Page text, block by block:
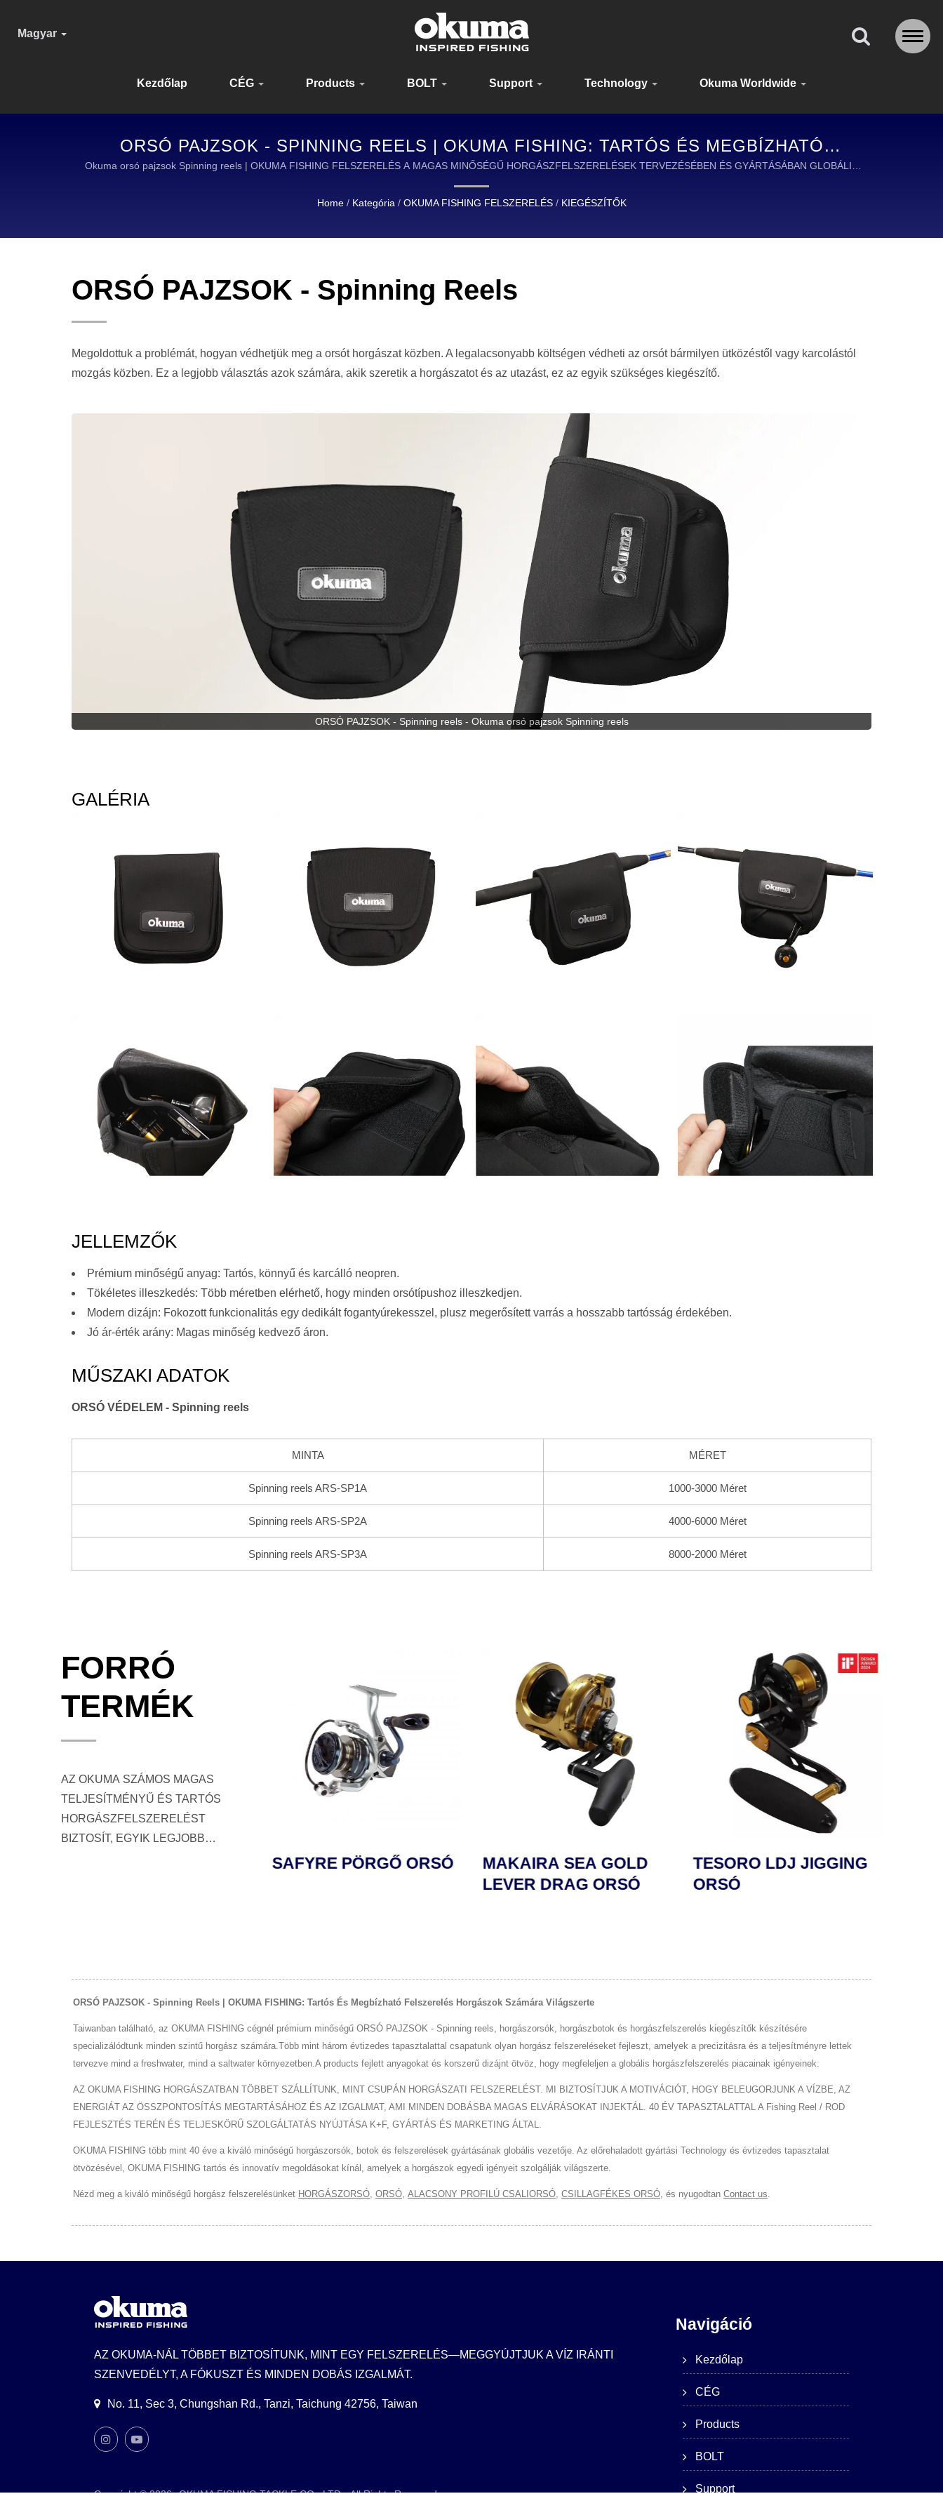
Kezdőlap CÉG Products BOLT Support Technology Okuma Worldwide
Magyar
ORSÓ PAJZSOK - SPINNING REELS | OKUMA FISHING: TARTÓS ÉS MEGBÍZHATÓ
FELSZERELÉS HORGÁSZOK SZÁMÁRA VILÁGSZERTE
Okuma orsó pajzsok Spinning reels | OKUMA FISHING FELSZERELÉS A MAGAS MINŐSÉGŰ HORGÁSZFELSZERELÉSEK TERVEZÉSÉBEN ÉS GYÁRTÁSÁBAN GLOBÁLIS
VEZETŐ.
Home / Kategória / OKUMA FISHING FELSZERELÉS / KIEGÉSZÍTŐK
ORSÓ PAJZSOK - Spinning reels - Okuma orsó pajzsok Spinning reels
ORSÓ PAJZSOK - Spinning Reels
Megoldottuk a problémát, hogyan védhetjük meg a orsót horgászat közben. A legalacsonyabb költségen védheti az orsót bármilyen ütközéstől vagy karcolástól
mozgás közben. Ez a legjobb választás azok számára, akik szeretik a horgászatot és az utazást, ez az egyik szükséges kiegészítő.
GALÉRIA
JELLEMZŐK
Prémium minőségű anyag: Tartós, könnyű és karcálló neopren.
Tökéletes illeszkedés: Több méretben elérhető, hogy minden orsótípushoz illeszkedjen.
Modern dizájn: Fokozott funkcionalitás egy dedikált fogantyúrekesszel, plusz megerősített varrás a hosszabb tartósság érdekében.
Jó ár-érték arány: Magas minőség kedvező áron.
MŰSZAKI ADATOK
ORSÓ VÉDELEM - Spinning reels
MINTA MÉRET
Spinning reels ARS-SP1A 1000-3000 Méret
Spinning reels ARS-SP2A 4000-6000 Méret
Spinning reels ARS-SP3A 8000-2000 Méret
FORRÓ
TERMÉK
AZ OKUMA SZÁMOS MAGAS
TELJESÍTMÉNYŰ ÉS TARTÓS
HORGÁSZFELSZERELÉST
BIZTOSÍT, EGYIK LEGJOBB
SAFYRE PÖRGŐ ORSÓ
MAKAIRA SEA GOLD
LEVER DRAG ORSÓ
TESORO LDJ JIGGING
ORSÓ
ORSÓ PAJZSOK - Spinning Reels | OKUMA FISHING: Tartós És Megbízható Felszerelés Horgászok Számára Világszerte
Taiwanban található, az OKUMA FISHING cégnél prémium minőségű ORSÓ PAJZSOK - Spinning reels, horgászorsók, horgászbotok és horgászfelszerelés kiegészítők készítésére
specializálódtunk minden szintű horgász számára.Több mint három évtizedes tapasztalattal csapatunk olyan horgász felszereléseket fejleszt, amelyek a precizitásra és a teljesítményre lettek
tervezve mind a freshwater, mind a saltwater környezetben.A products fejlett anyagokat és korszerű dizájnt ötvöz, hogy megfeleljen a globális horgászfelszerelés piacainak igényeinek.
AZ OKUMA FISHING HORGÁSZATBAN TÖBBET SZÁLLÍTUNK, MINT CSUPÁN HORGÁSZATI FELSZERELÉST. MI BIZTOSÍTJUK A MOTIVÁCIÓT, HOGY BELEUGORJUNK A VÍZBE, AZ
ENERGIÁT AZ ÖSSZPONTOSÍTÁS MEGTARTÁSÁHOZ ÉS AZ IZGALMAT, AMI MINDEN DOBÁSBA MAGAS ELVÁRÁSOKAT INJEKTÁL. 40 ÉV TAPASZTALATTAL A Fishing Reel / ROD
FEJLESZTÉS TERÉN ÉS TELJESKÖRŰ SZOLGÁLTATÁS NYÚJTÁSA K+F, GYÁRTÁS ÉS MARKETING ÁLTAL.
OKUMA FISHING több mint 40 éve a kiváló minőségű horgászorsók, botok és felszerelések gyártásának globális vezetője. Az előrehaladott gyártási Technology és évtizedes tapasztalat
ötvözésével, OKUMA FISHING tartós és innovatív megoldásokat kínál, amelyek a horgászok egyedi igényeit szolgálják világszerte.
Nézd meg a kiváló minőségű horgász felszerelésünket HORGÁSZORSÓ, ORSÓ, ALACSONY PROFILÚ CSALIORSÓ, CSILLAGFÉKES ORSÓ, és nyugodtan Contact us.
AZ OKUMA-NÁL TÖBBET BIZTOSÍTUNK, MINT EGY FELSZERELÉS—MEGGYÚJTJUK A VÍZ IRÁNTI
SZENVEDÉLYT, A FÓKUSZT ÉS MINDEN DOBÁS IZGALMÁT.
No. 11, Sec 3, Chungshan Rd., Tanzi, Taichung 42756, Taiwan
Copyright © 2026 OKUMA FISHING TACKLE CO., LTD. All Rights Reserved.
Navigáció
Kezdőlap
CÉG
Products
BOLT
Support